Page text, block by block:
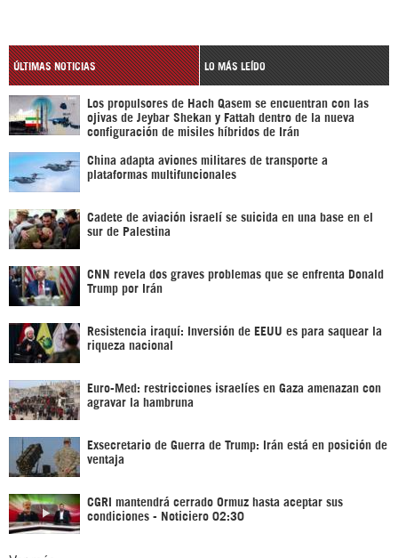
ÚLTIMAS NOTICIAS LO MÁS LEÍDO
Los propulsores de Hach Qasem se encuentran con las
ojivas de Jeybar Shekan y Fattah dentro de la nueva
configuración de misiles híbridos de Irán
China adapta aviones militares de transporte a
plataformas multifuncionales
Cadete de aviación israelí se suicida en una base en el
sur de Palestina
CNN revela dos graves problemas que se enfrenta Donald
Trump por Irán
Resistencia iraquí: Inversión de EEUU es para saquear la
riqueza nacional
Euro-Med: restricciones israelíes en Gaza amenazan con
agravar la hambruna
Exsecretario de Guerra de Trump: Irán está en posición de
ventaja
CGRI mantendrá cerrado Ormuz hasta aceptar sus
condiciones - Noticiero 02:30